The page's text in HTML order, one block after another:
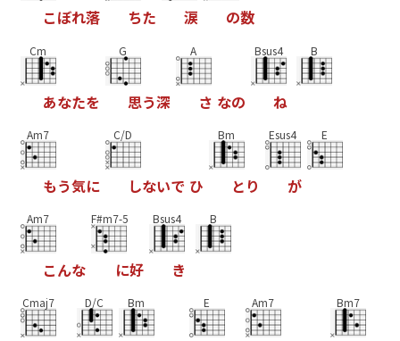
こぼれ落 ちた 涙 の数
Cm
あなたを
G
思う深
A
さ なの
Bsus4
ね
B
Am7
もう気に
C/D
しないで ひ
Bm
と り
Esus4
が
E
Am7
こんな
F#m7-5
に好
Bsus4
き
B
Cmaj7 D/C Bm E Am7 Bm7